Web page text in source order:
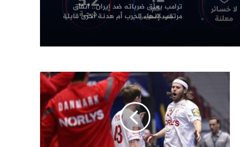
ترامب يعلّق ضرباته ضد إيران.. اتفاق
مرتقب لإنهاء الحرب أم هدنة أخرى قابلة
للانهيار؟
الإله في الحرب .. كيف وظّفت أميركا وإيران
الدين في الصراع بينهما؟
الصحافة الأجنبية اليوم: تصعيد أميركي